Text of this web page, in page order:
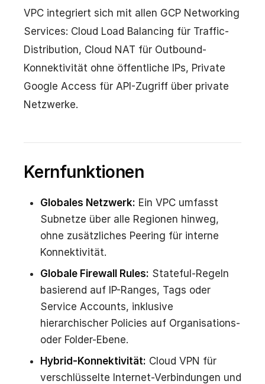
VPC integriert sich mit allen GCP Networking
Services: Cloud Load Balancing für Traffic-
Distribution, Cloud NAT für Outbound-
Konnektivität ohne öffentliche IPs, Private
Google Access für API-Zugriff über private
Netzwerke.
Kernfunktionen
Globales Netzwerk: Ein VPC umfasst
Subnetze über alle Regionen hinweg,
ohne zusätzliches Peering für interne
Konnektivität.
Globale Firewall Rules: Stateful-Regeln
basierend auf IP-Ranges, Tags oder
Service Accounts, inklusive
hierarchischer Policies auf Organisations-
oder Folder-Ebene.
Hybrid-Konnektivität: Cloud VPN für
verschlüsselte Internet-Verbindungen und